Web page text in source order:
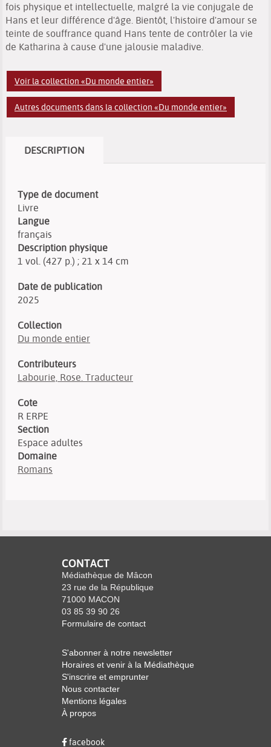
fois physique et intellectuelle, malgré la vie conjugale de
Hans et leur différence d'âge. Bientôt, l'histoire d'amour se
teinte de souffrance quand Hans tente de contrôler la vie
de Katharina à cause d'une jalousie maladive.
Voir la collection «Du monde entier»
Autres documents dans la collection «Du monde entier»
DESCRIPTION
Type de document
Livre
Langue
français
Description physique
1 vol. (427 p.) ; 21 x 14 cm
Date de publication
2025
Collection
Du monde entier
Contributeurs
Labourie, Rose. Traducteur
Cote
R ERPE
Section
Espace adultes
Domaine
Romans
CONTACT
Médiathèque de Mâcon
23 rue de la République
71000 MACON
03 85 39 90 26
Formulaire de contact
S'abonner à notre newsletter
Horaires et venir à la Médiathèque
S'inscrire et emprunter
Nous contacter
Mentions légales
À propos
facebook